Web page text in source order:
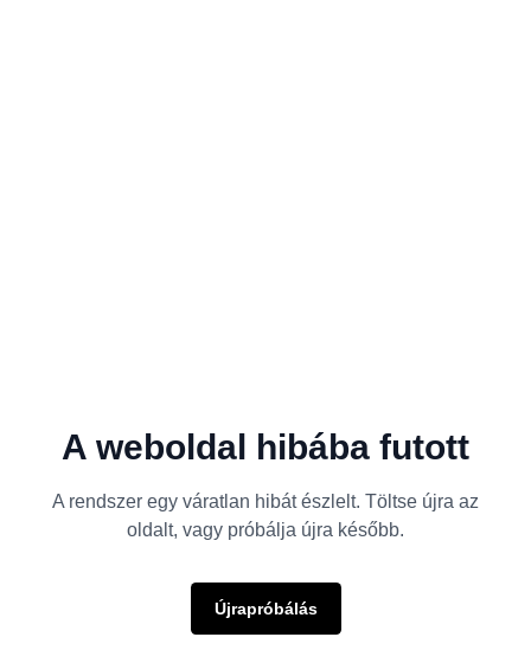
A weboldal hibába futott
A rendszer egy váratlan hibát észlelt. Töltse újra az
oldalt, vagy próbálja újra később.
Újrapróbálás